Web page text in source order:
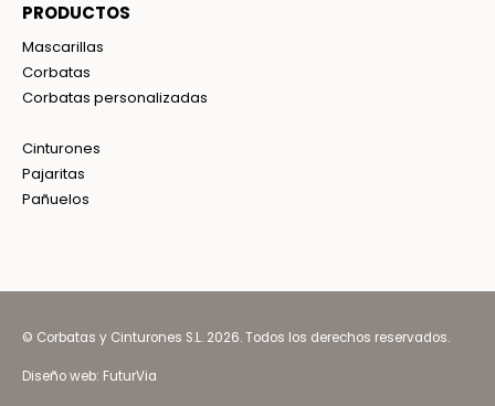
PRODUCTOS
Mascarillas
Corbatas
Corbatas personalizadas
Cinturones
Pajaritas
Pañuelos
© Corbatas y Cinturones S.L. 2026. Todos los derechos reservados.
Diseño web: FuturVia